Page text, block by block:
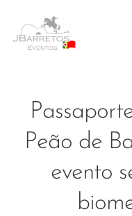
Peão de
evento